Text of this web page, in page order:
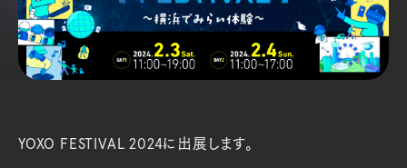
YOXO FESTIVAL 2024に出展します。